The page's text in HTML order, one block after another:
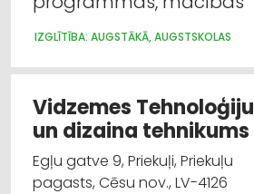
IZGLĪTĪBA: AUGSTĀKĀ, AUGSTSKOLAS
Vidzemes Tehnoloģiju
un dizaina tehnikums
Egļu gatve 9, Priekuļi, Priekuļu
pagasts, Cēsu nov., LV-4126